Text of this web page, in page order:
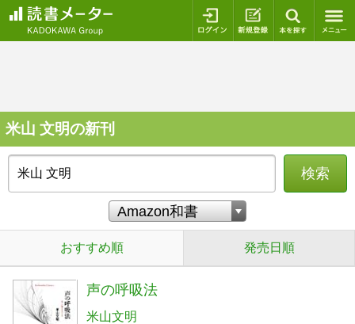
ログイン 新規登録
米山 文明の新刊
検索
おすすめ順 発売日順
声の呼吸法
米山文明